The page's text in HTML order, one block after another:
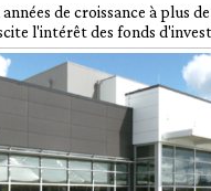
de croissance à plus
l'intérêt des fonds